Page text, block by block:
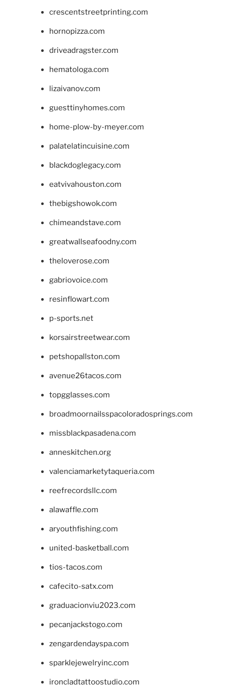
crescentstreetprinting.com
hornopizza.com
driveadragster.com
hematologa.com
lizaivanov.com
guesttinyhomes.com
home-plow-by-meyer.com
palatelatincuisine.com
blackdoglegacy.com
eatvivahouston.com
thebigshowok.com
chimeandstave.com
greatwallseafoodny.com
theloverose.com
gabriovoice.com
resinflowart.com
p-sports.net
korsairstreetwear.com
petshopallston.com
avenue26tacos.com
topgglasses.com
broadmoornailsspacoloradosprings.com
missblackpasadena.com
anneskitchen.org
valenciamarketytaqueria.com
reefrecordsllc.com
alawaffle.com
aryouthfishing.com
united-basketball.com
tios-tacos.com
cafecito-satx.com
graduacionviu2023.com
pecanjackstogo.com
zengardendayspa.com
sparklejewelryinc.com
ironcladtattoostudio.com